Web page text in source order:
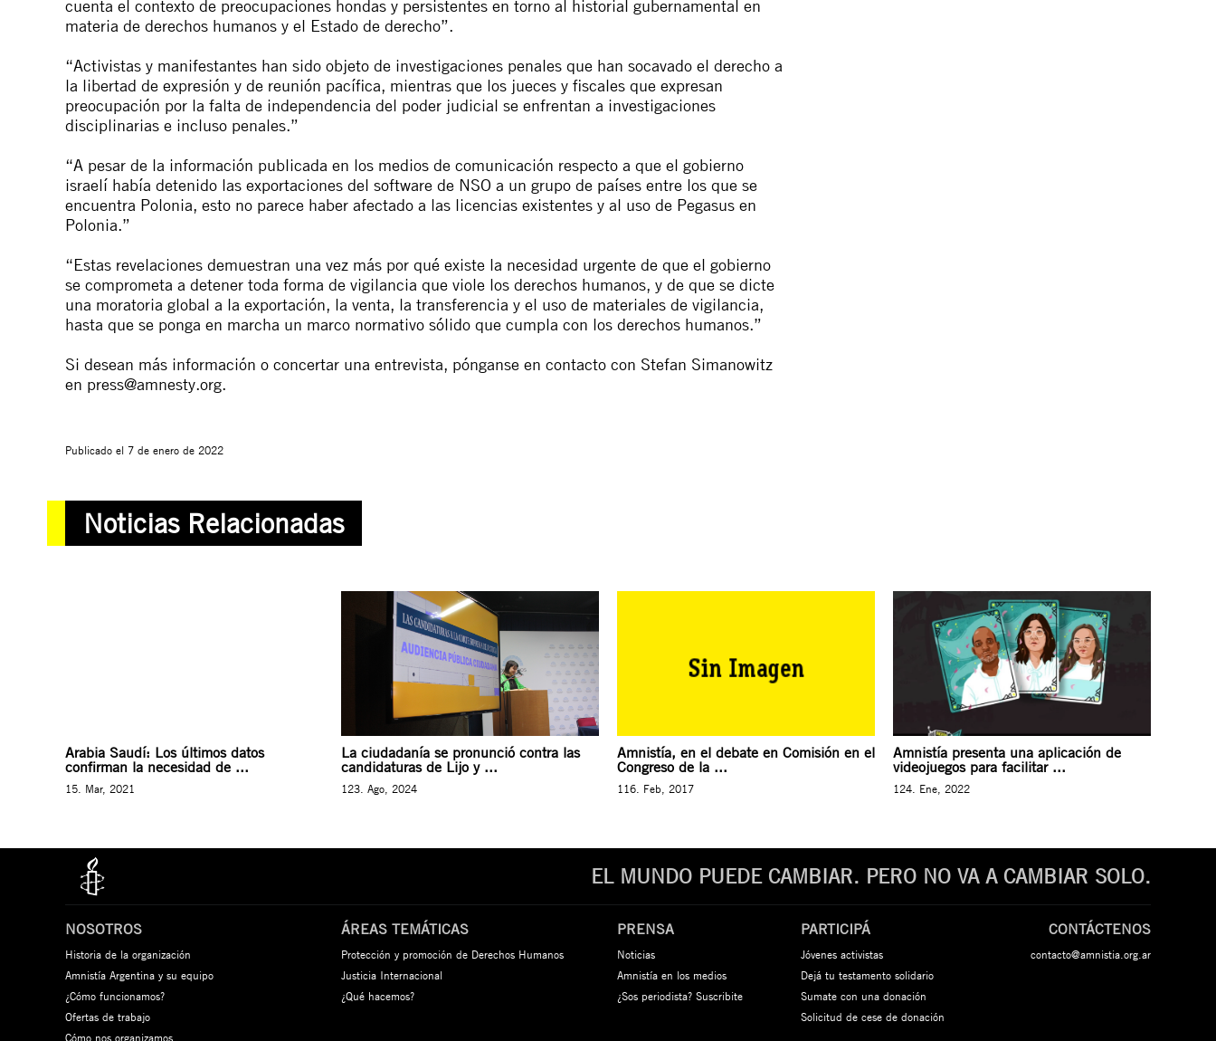
cuenta el contexto de preocupaciones hondas y persistentes en torno al historial gubernamental en
materia de derechos humanos y el Estado de derecho”.
“Activistas y manifestantes han sido objeto de investigaciones penales que han socavado el derecho a
la libertad de expresión y de reunión pacífica, mientras que los jueces y fiscales que expresan
preocupación por la falta de independencia del poder judicial se enfrentan a investigaciones
disciplinarias e incluso penales.”
“A pesar de la información publicada en los medios de comunicación respecto a que el gobierno
israelí había detenido las exportaciones del software de NSO a un grupo de países entre los que se
encuentra Polonia, esto no parece haber afectado a las licencias existentes y al uso de Pegasus en
Polonia.”
“Estas revelaciones demuestran una vez más por qué existe la necesidad urgente de que el gobierno
se comprometa a detener toda forma de vigilancia que viole los derechos humanos, y de que se dicte
una moratoria global a la exportación, la venta, la transferencia y el uso de materiales de vigilancia,
hasta que se ponga en marcha un marco normativo sólido que cumpla con los derechos humanos.”
Si desean más información o concertar una entrevista, pónganse en contacto con Stefan Simanowitz
en press@amnesty.org.
Publicado el 7 de enero de 2022
Noticias Relacionadas
Arabia Saudí: Los últimos datos
confirman la necesidad de ...
15. Mar, 2021
La ciudadanía se pronunció contra las
candidaturas de Lijo y ...
123. Ago, 2024
Amnistía, en el debate en Comisión en el
Congreso de la ...
116. Feb, 2017
Amnistía presenta una aplicación de
videojuegos para facilitar ...
124. Ene, 2022
EL MUNDO PUEDE CAMBIAR. PERO NO VA A CAMBIAR SOLO.
NOSOTROS
Historia de la organización
Amnistía Argentina y su equipo
¿Cómo funcionamos?
Ofertas de trabajo
Cómo nos organizamos
ÁREAS TEMÁTICAS
Protección y promoción de Derechos Humanos
Justicia Internacional
¿Qué hacemos?
PRENSA
Noticias
Amnistía en los medios
¿Sos periodista? Suscribite
PARTICIPÁ
Jóvenes activistas
Dejá tu testamento solidario
Sumate con una donación
Solicitud de cese de donación
CONTÁCTENOS
contacto@amnistia.org.ar